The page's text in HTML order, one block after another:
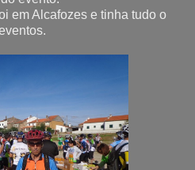
em Alcafozes e tinha tudo o